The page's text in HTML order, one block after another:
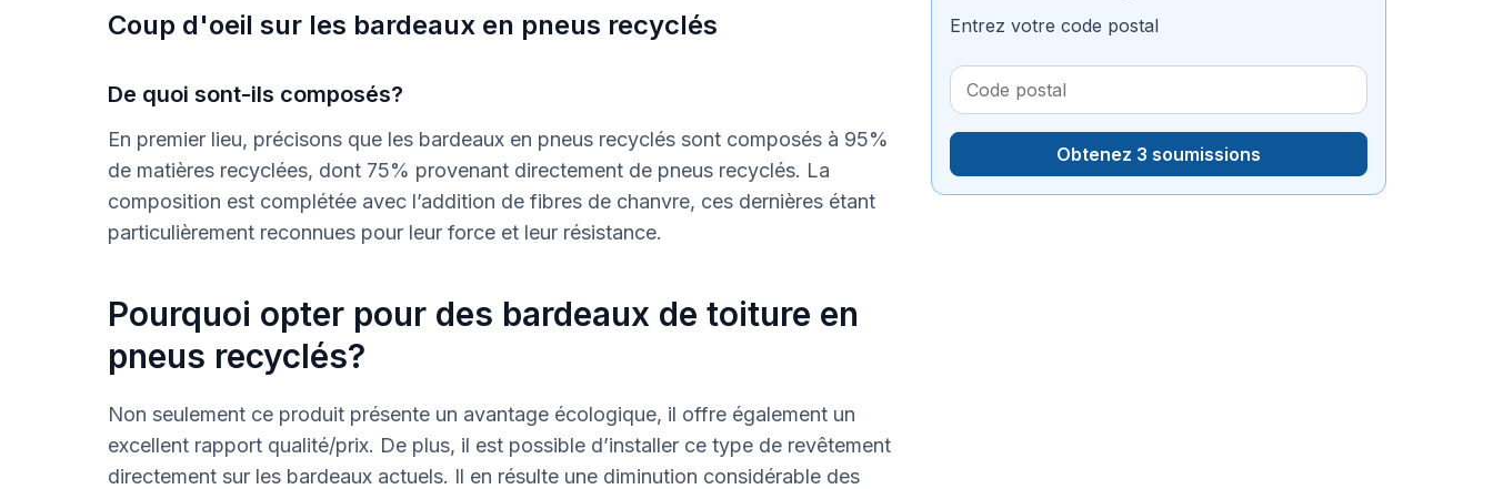
Coup d'oeil sur les bardeaux en pneus recyclés
De quoi sont-ils composés?
En premier lieu, précisons que les bardeaux en pneus recyclés sont composés à 95%
de matières recyclées, dont 75% provenant directement de pneus recyclés. La
composition est complétée avec l’addition de fibres de chanvre, ces dernières étant
particulièrement reconnues pour leur force et leur résistance.
Pourquoi opter pour des bardeaux de toiture en
pneus recyclés?
Non seulement ce produit présente un avantage écologique, il offre également un
excellent rapport qualité/prix. De plus, il est possible d’installer ce type de revêtement
directement sur les bardeaux actuels. Il en résulte une diminution considérable des
Entrez votre code postal
Obtenez 3 soumissions